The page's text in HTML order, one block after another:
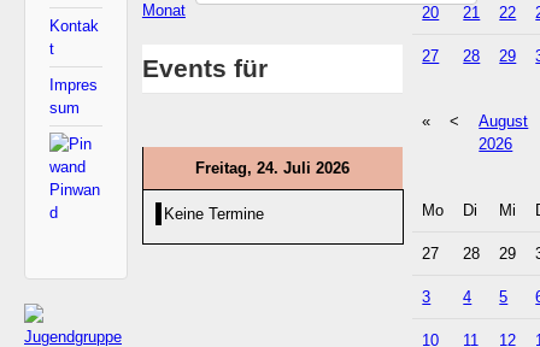
Kontak
t
Impres
sum
Pinwan
d
Events für
Freitag, 24. Juli 2026
Keine Termine
20 21 22
27 28 29
« <
August
2026
Mo Di Mi
27 28 29
3 4 5
10 11 12